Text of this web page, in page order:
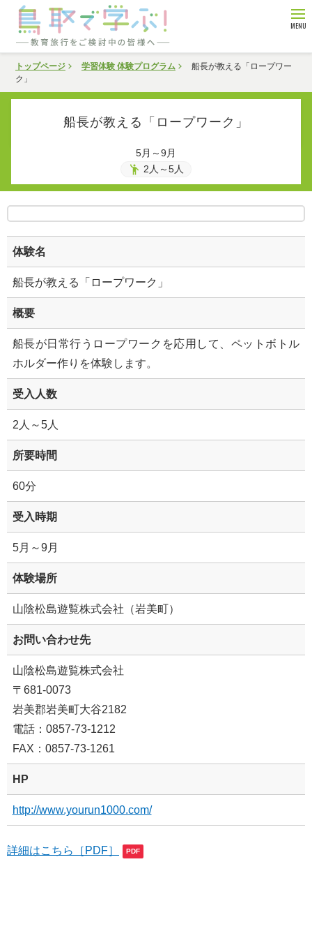
edit学習体験
宿泊施設
flag
mailお問い合わせ
鳥取県観光連盟 旅行会社・企業向け情報
教育旅行 フィルムコミッション
トップページ 学習体験 体験プログラム
船長が教える「ロープワー
ク」
船長が教える「ロープワーク」
5月～9月
emoji_people 2人～5人
体験名
船長が教える「ロープワーク」
概要
船長が日常行うロープワークを応用して、ペットボトル
ホルダー作りを体験します。
受入人数
2人～5人
所要時間
60分
受入時期
5月～9月
体験場所
山陰松島遊覧株式会社（岩美町）
お問い合わせ先
山陰松島遊覧株式会社
〒681-0073
岩美郡岩美町大谷2182
電話：0857-73-1212
FAX：0857-73-1261
HP
http://www.yourun1000.com/
詳細はこちら［PDF］